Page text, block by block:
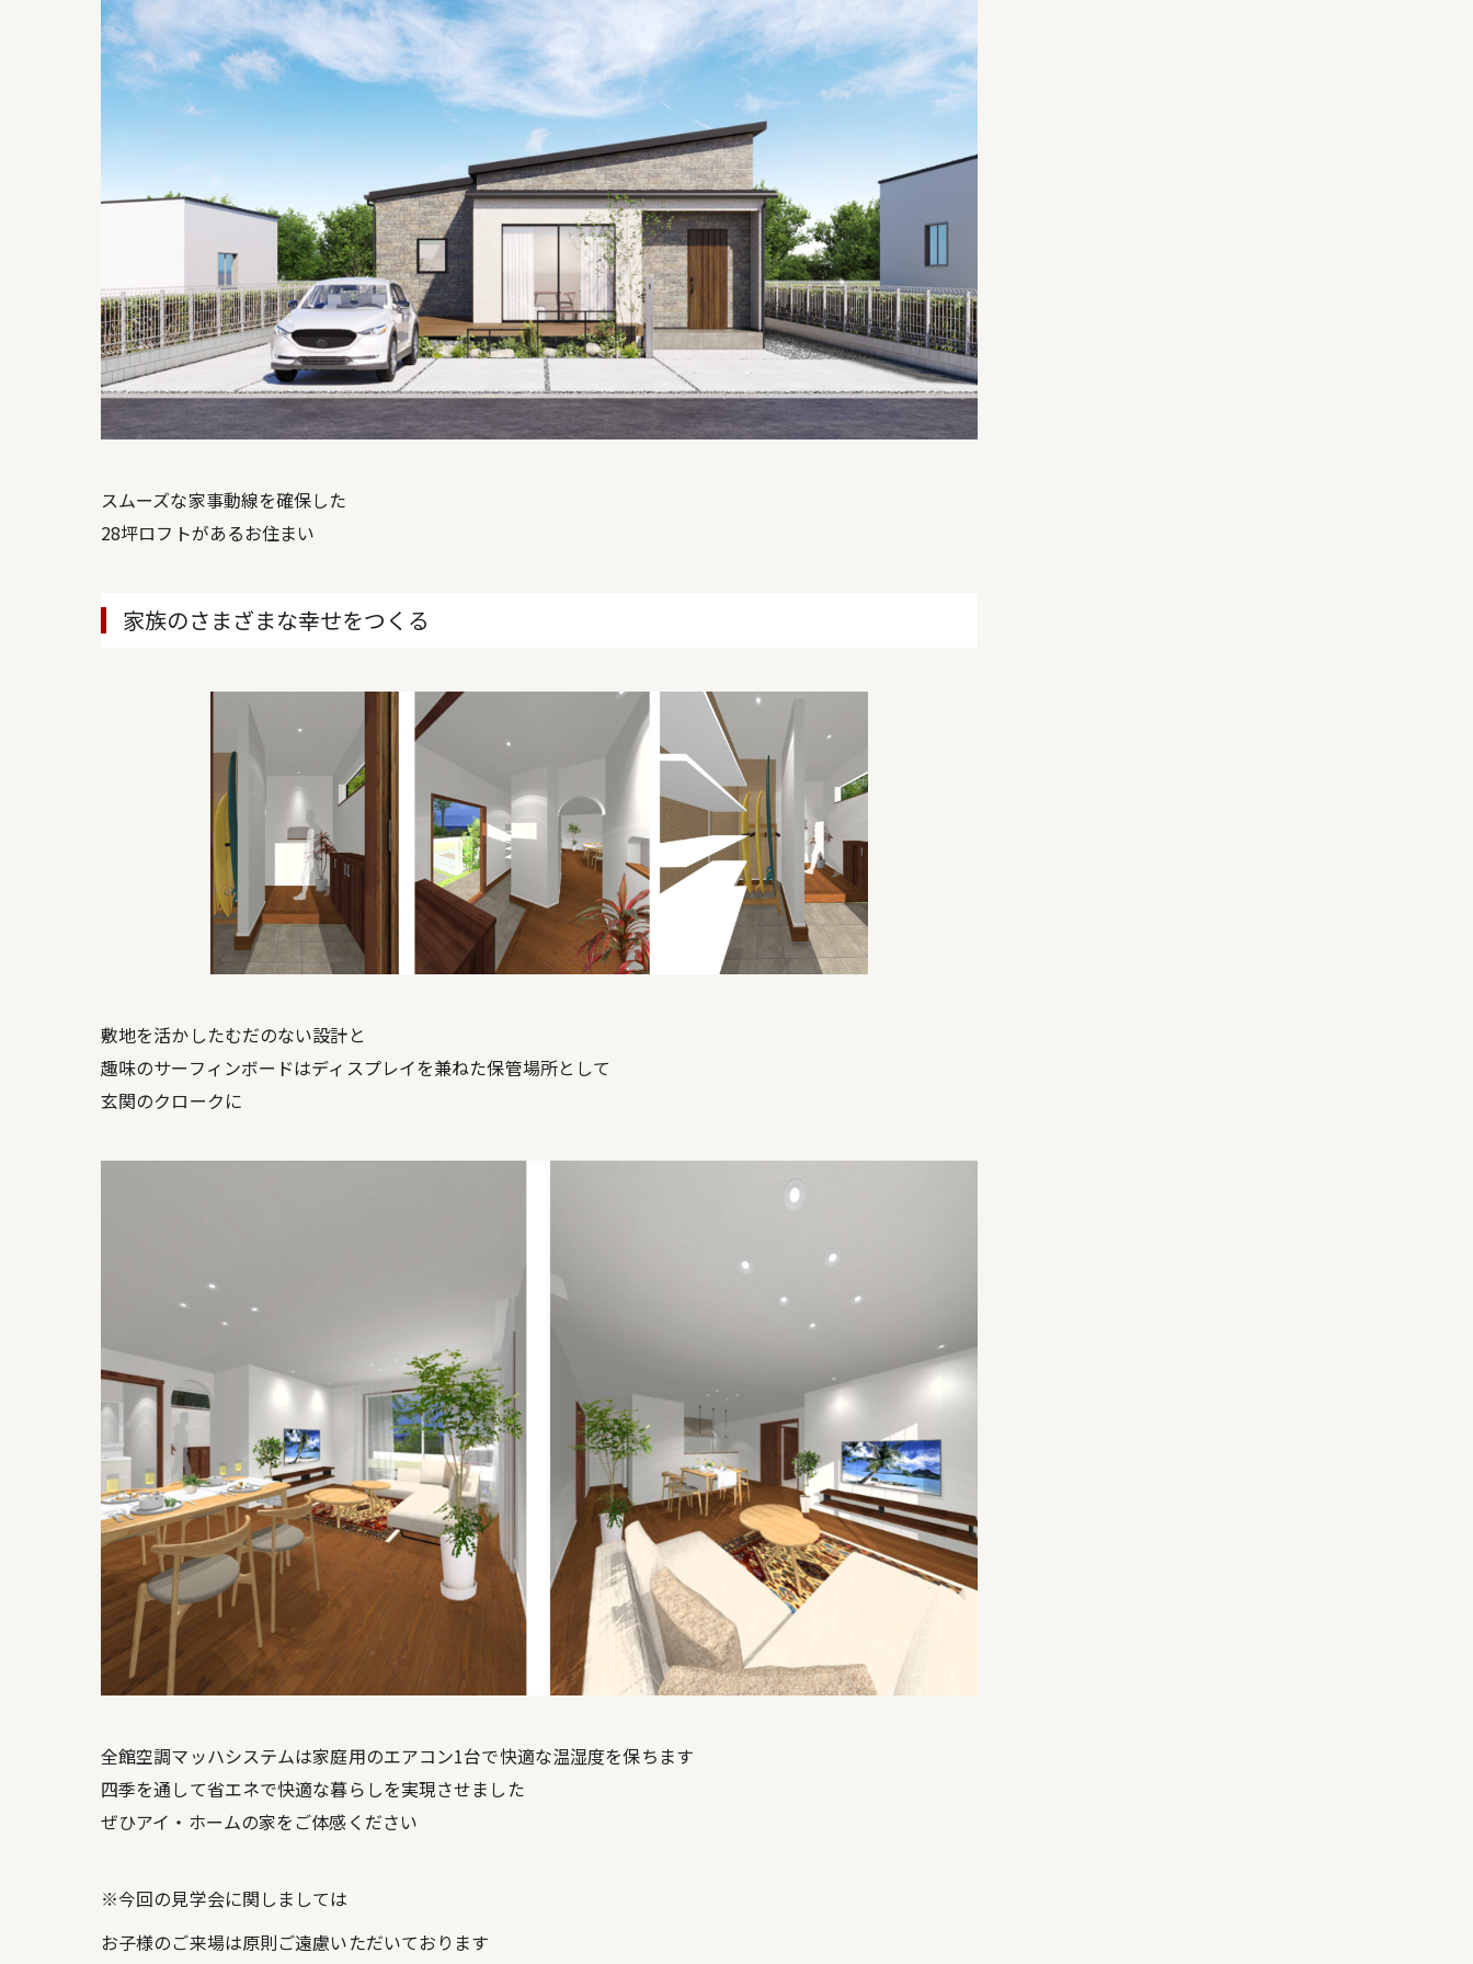
スムーズな家事動線を確保した
28坪ロフトがあるお住まい
家族のさまざまな幸せをつくる
敷地を活かしたむだのない設計と
趣味のサーフィンボードはディスプレイを兼ねた保管場所として
玄関のクロークに
全館空調マッハシステムは家庭用のエアコン1台で快適な温湿度を保ちます
四季を通して省エネで快適な暮らしを実現させました
ぜひアイ・ホームの家をご体感ください
※今回の見学会に関しましては
お子様のご来場は原則ご遠慮いただいております